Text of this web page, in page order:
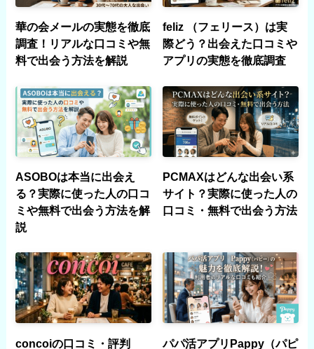
華の会メールの実態を徹底
調査！リアルな口コミや無
料で出会う方法を解説
feliz （フェリース）は実
際どう？出会えた口コミや
アプリの実態を徹底調査
ASOBOは本当に出会え
る？実際に使った人の口コ
ミや無料で出会う方法を解
説
PCMAXはどんな出会い系
サイト？実際に使った人の
口コミ・無料で出会う方法
concoiの口コミ・評判
パパ活アプリPappy（パピ